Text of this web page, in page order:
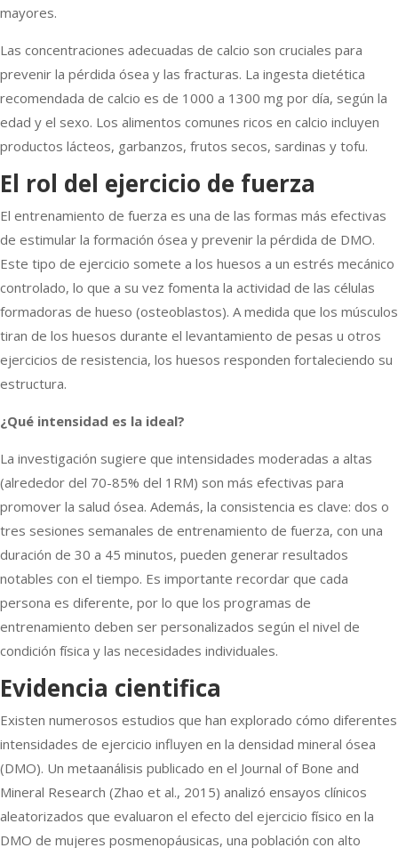
mayores.
Las concentraciones adecuadas de calcio son cruciales para
prevenir la pérdida ósea y las fracturas. La ingesta dietética
recomendada de calcio es de 1000 a 1300 mg por día, según la
edad y el sexo. Los alimentos comunes ricos en calcio incluyen
productos lácteos, garbanzos, frutos secos, sardinas y tofu.
El rol del ejercicio de fuerza
El entrenamiento de fuerza es una de las formas más efectivas
de estimular la formación ósea y prevenir la pérdida de DMO.
Este tipo de ejercicio somete a los huesos a un estrés mecánico
controlado, lo que a su vez fomenta la actividad de las células
formadoras de hueso (osteoblastos). A medida que los músculos
tiran de los huesos durante el levantamiento de pesas u otros
ejercicios de resistencia, los huesos responden fortaleciendo su
estructura.
¿Qué intensidad es la ideal?
La investigación sugiere que intensidades moderadas a altas
(alrededor del 70-85% del 1RM) son más efectivas para
promover la salud ósea. Además, la consistencia es clave: dos o
tres sesiones semanales de entrenamiento de fuerza, con una
duración de 30 a 45 minutos, pueden generar resultados
notables con el tiempo. Es importante recordar que cada
persona es diferente, por lo que los programas de
entrenamiento deben ser personalizados según el nivel de
condición física y las necesidades individuales.
Evidencia cientifica
Existen numerosos estudios que han explorado cómo diferentes
intensidades de ejercicio influyen en la densidad mineral ósea
(DMO). Un metaanálisis publicado en el Journal of Bone and
Mineral Research (Zhao et al., 2015) analizó ensayos clínicos
aleatorizados que evaluaron el efecto del ejercicio físico en la
DMO de mujeres posmenopáusicas, una población con alto